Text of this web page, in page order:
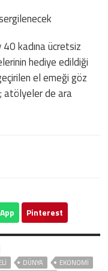
kadına ücretsiz
hediye edildiği
el emeği göz
atölyeler de ara
Pinterest
DÜNYA
EKONOMİ